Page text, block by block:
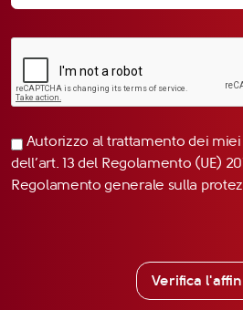
Autorizzo al trattamento dei
dell’art. 13 del Regolamento (UE)
Regolamento generale sulla
Verifica